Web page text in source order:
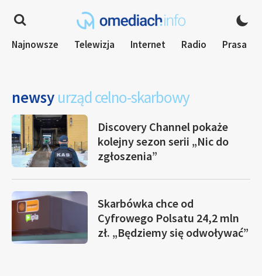
Najnowsze Telewizja Internet Radio Prasa
newsy urząd celno-skarbowy
Discovery Channel pokaże
kolejny sezon serii „Nic do
zgłoszenia”
Skarbówka chce od
Cyfrowego Polsatu 24,2 mln
zł. „Będziemy się odwoływać”